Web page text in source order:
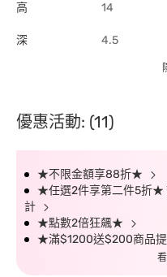
高 14
深 4.5
優惠活動: (11)
★不限金額享88折★
★任選2件享第二件5折★
計
★點數2倍狂飆★
★滿$1200送$200商品